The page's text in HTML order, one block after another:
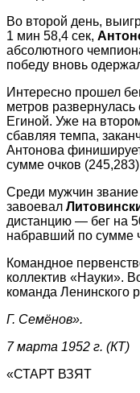
Во второй день,
1 мин 58,4 сек,
абсолютного
победу вновь
Интересно прошел
метров
Егиной. Уже на
сбавляя темпа,
Антонова
сумме очков
Среди мужчин
завоевал
дистанцию — бег на
набравший по сумме
Командное
коллектив «Науки».
команда Ленинского
Г. Семёнов».
7 марта 1952 г. (КТ)
«СТАРТ ВЗЯТ